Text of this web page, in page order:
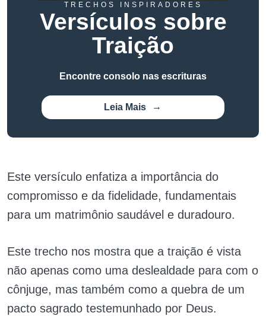
TRECHOS INSPIRADORES
Versículos sobre
Traição
Encontre consolo nas escrituras
Leia Mais
Este versículo enfatiza a importância do
compromisso e da fidelidade, fundamentais
para um matrimônio saudável e duradouro.
Este trecho nos mostra que a traição é vista
não apenas como uma deslealdade para com o
cônjuge, mas também como a quebra de um
pacto sagrado testemunhado por Deus.